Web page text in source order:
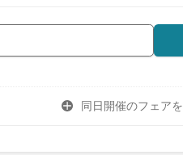
同日開催のフェアを